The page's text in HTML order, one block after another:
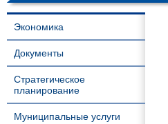
Экономика
Документы
Стратегическое
планирование
Муниципальные услуги